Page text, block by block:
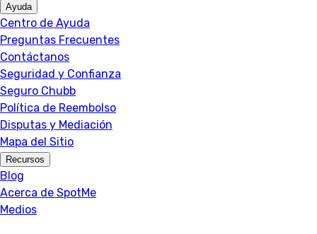
Ayuda
Centro de Ayuda
Preguntas Frecuentes
Contáctanos
Seguridad y Confianza
Seguro Chubb
Política de Reembolso
Disputas y Mediación
Mapa del Sitio
Recursos
Blog
Acerca de SpotMe
Medios